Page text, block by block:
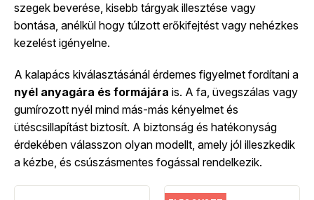
szegek beverése, kisebb tárgyak illesztése vagy
bontása, anélkül hogy túlzott erőkifejtést vagy nehézkes
kezelést igényelne.
A kalapács kiválasztásánál érdemes figyelmet fordítani a
nyél anyagára és formájára is. A fa, üvegszálas vagy
gumírozott nyél mind más-más kényelmet és
ütéscsillapítást biztosít. A biztonság és hatékonyság
érdekében válasszon olyan modellt, amely jól illeszkedik
a kézbe, és csúszásmentes fogással rendelkezik.